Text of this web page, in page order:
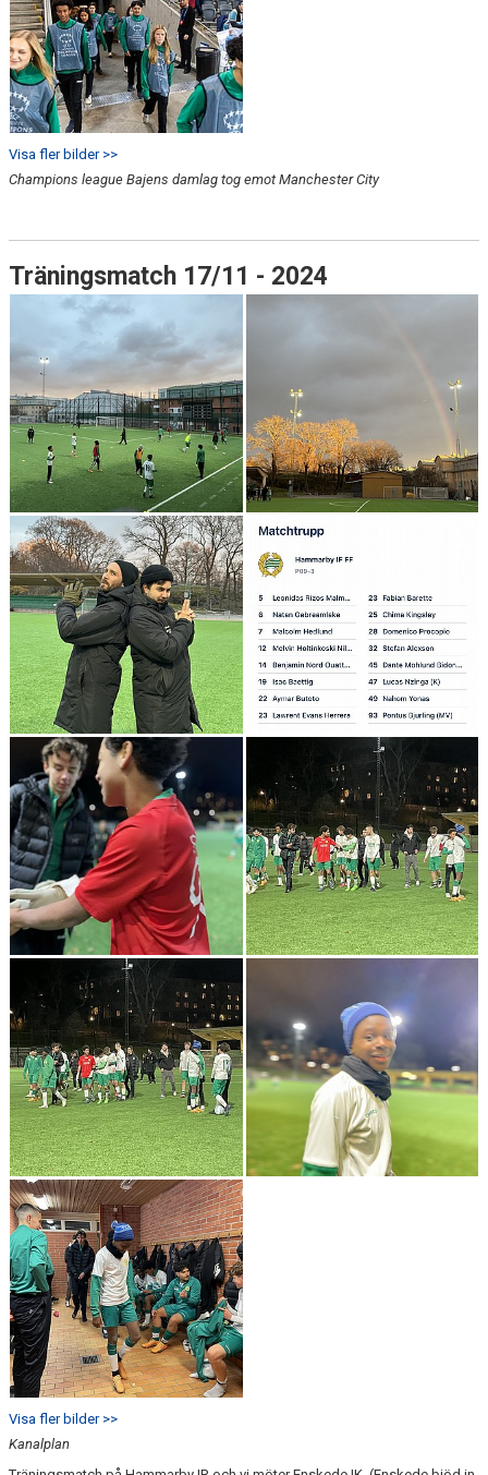
Visa fler bilder >>
Champions league Bajens damlag tog emot Manchester City
Träningsmatch 17/11 - 2024
Visa fler bilder >>
Kanalplan